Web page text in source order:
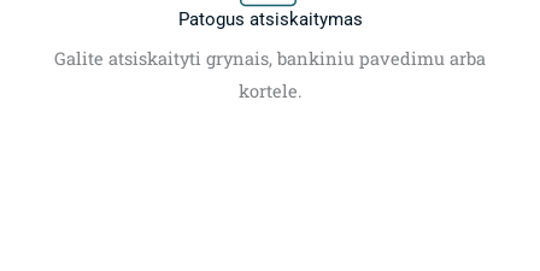
Patogus atsiskaitymas
Galite atsiskaityti grynais, bankiniu pavedimu arba
kortele.